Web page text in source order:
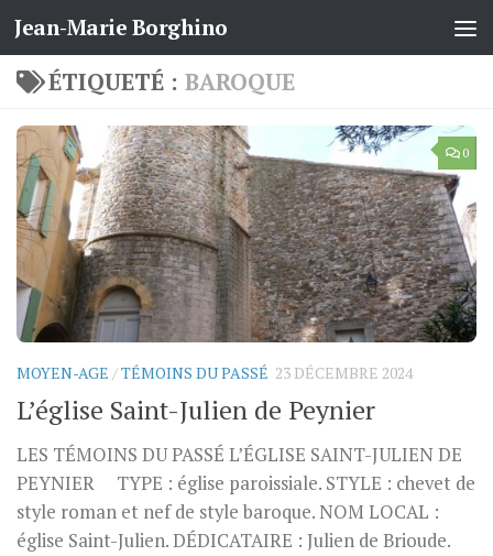
Skip to content
Jean-Marie Borghino
ÉTIQUETÉ : BAROQUE
0
MOYEN-AGE /TÉMOINS DU PASSÉ 23 DÉCEMBRE 2024
L’église Saint-Julien de Peynier
LES TÉMOINS DU PASSÉ L’ÉGLISE SAINT-JULIEN DE
PEYNIER TYPE : église paroissiale. STYLE : chevet de
style roman et nef de style baroque. NOM LOCAL :
église Saint-Julien. DÉDICATAIRE : Julien de Brioude.